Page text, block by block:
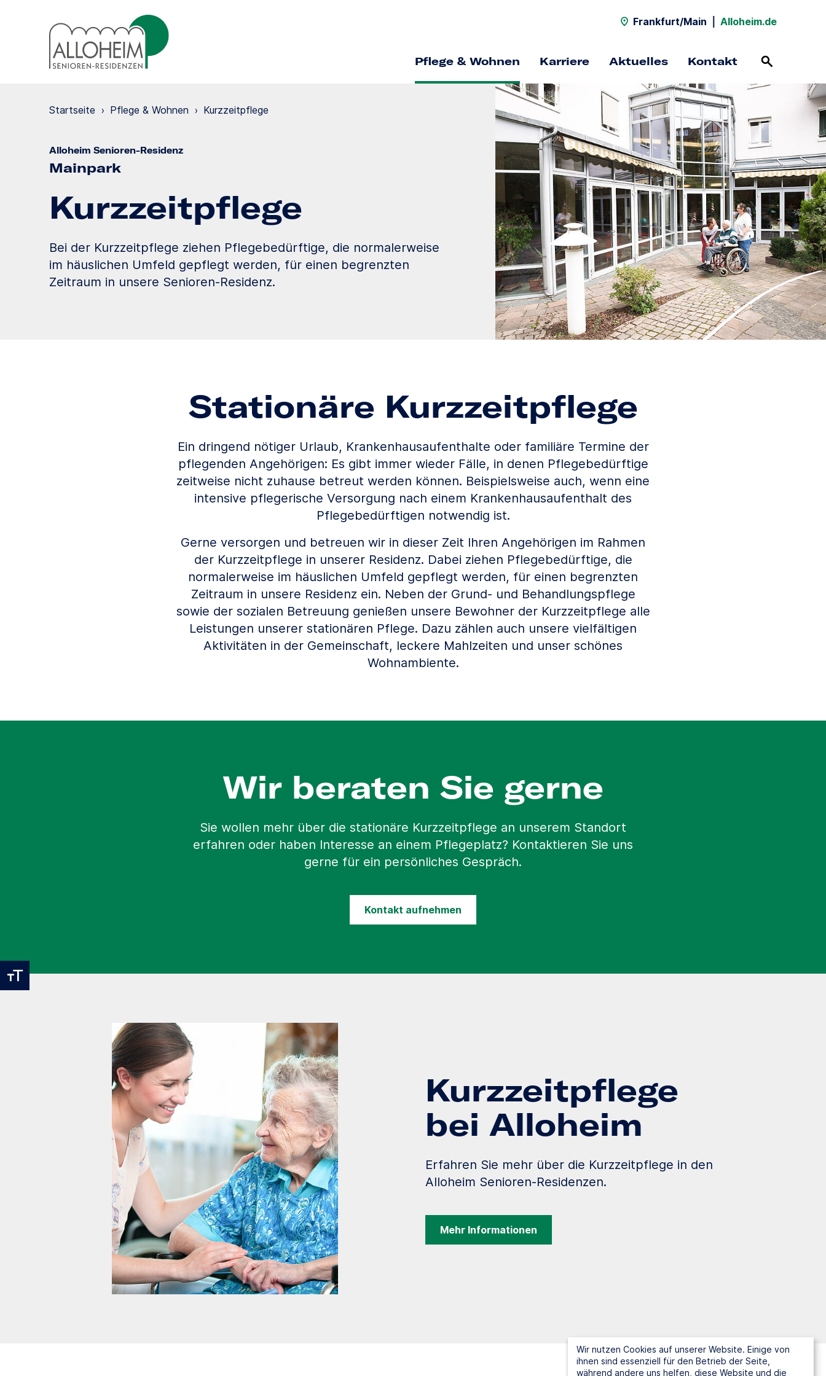
Frankfurt/Main Alloheim.de
Pflege & Wohnen Karriere Aktuelles Kontakt
Startseite › Pflege & Wohnen › Kurzzeit­pflege
Alloheim Senioren-Residenz
Mainpark
Kurzzeit­pflege
Bei der Kurzzeitpflege ziehen Pflegebedürftige, die normalerweise
im häuslichen Umfeld gepflegt werden, für einen begrenzten
Zeitraum in unsere Senioren-Residenz.
Stationäre Kurzzeitpflege
Ein dringend nötiger Urlaub, Krankenhausaufenthalte oder familiäre Termine der
pflegenden Angehörigen: Es gibt immer wieder Fälle, in denen Pflegebedürftige
zeitweise nicht zuhause betreut werden können. Beispielsweise auch, wenn eine
intensive pflegerische Versorgung nach einem Krankenhausaufenthalt des
Pflegebedürftigen notwendig ist.
Gerne versorgen und betreuen wir in dieser Zeit Ihren Angehörigen im Rahmen
der Kurzzeitpflege in unserer Residenz. Dabei ziehen Pflegebedürftige, die
normalerweise im häuslichen Umfeld gepflegt werden, für einen begrenzten
Zeitraum in unsere Residenz ein. Neben der Grund- und Behandlungspflege
sowie der sozialen Betreuung genießen unsere Bewohner der Kurzzeitpflege alle
Leistungen unserer stationären Pflege. Dazu zählen auch unsere vielfältigen
Aktivitäten in der Gemeinschaft, leckere Mahlzeiten und unser schönes
Wohnambiente.
Wir beraten Sie gerne
Sie wollen mehr über die stationäre Kurzzeitpflege an unserem Standort
erfahren oder haben Interesse an einem Pflegeplatz? Kontaktieren Sie uns
gerne für ein persönliches Gespräch.
Kontakt aufnehmen
Kurzzeitpflege
bei Alloheim
Erfahren Sie mehr über die Kurzzeitpflege in den
Alloheim Senioren-Residenzen.
Mehr Informationen
Wir nutzen Cookies auf unserer Website. Einige von
ihnen sind essenziell für den Betrieb der Seite,
während andere uns helfen, diese Website und die